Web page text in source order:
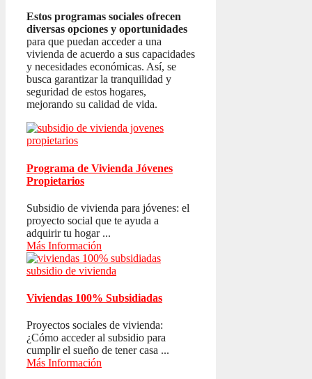
Estos programas sociales ofrecen
diversas opciones y oportunidades
para que puedan acceder a una
vivienda de acuerdo a sus capacidades
y necesidades económicas. Así, se
busca garantizar la tranquilidad y
seguridad de estos hogares,
mejorando su calidad de vida.
Programa de Vivienda Jóvenes
Propietarios
Subsidio de vivienda para jóvenes: el
proyecto social que te ayuda a
adquirir tu hogar ...
Más Información
Viviendas 100% Subsidiadas
Proyectos sociales de vivienda:
¿Cómo acceder al subsidio para
cumplir el sueño de tener casa ...
Más Información